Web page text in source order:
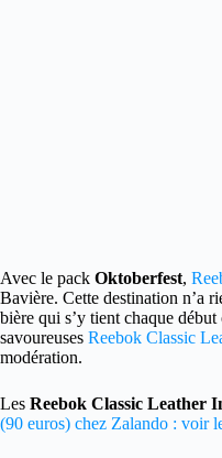
Avec le pack Oktoberfest,
Bavière. Cette destination n’a
bière qui s’y tient chaque
savoureuses Reebok Classic
modération.
Les Reebok Classic Leather
(90 euros) chez Zalando : voir